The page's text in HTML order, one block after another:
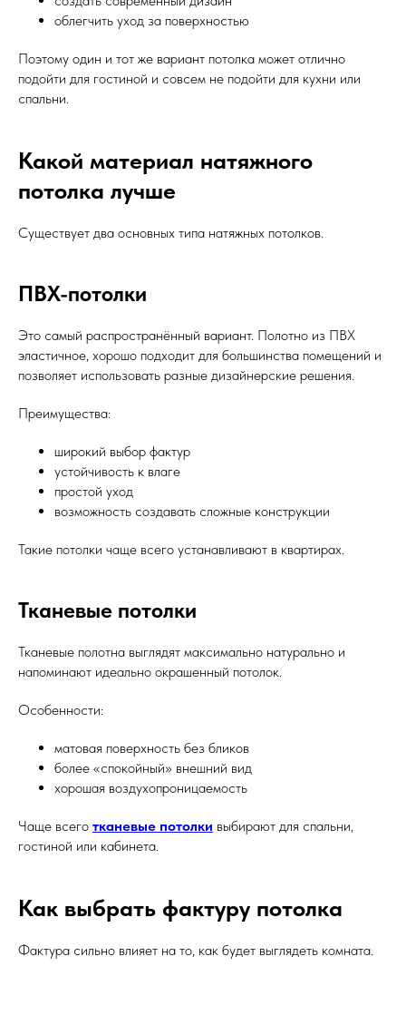
облегчить уход за поверхностью
Поэтому один и тот же вариант потолка может отлично
подойти для гостиной и совсем не подойти для кухни или
спальни.
Какой материал натяжного
потолка лучше
Существует два основных типа натяжных потолков.
ПВХ-потолки
Это самый распространённый вариант. Полотно из ПВХ
эластичное, хорошо подходит для большинства помещений и
позволяет использовать разные дизайнерские решения.
Преимущества:
широкий выбор фактур
устойчивость к влаге
простой уход
возможность создавать сложные конструкции
Такие потолки чаще всего устанавливают в квартирах.
Тканевые потолки
Тканевые полотна выглядят максимально натурально и
напоминают идеально окрашенный потолок.
Особенности:
матовая поверхность без бликов
более «спокойный» внешний вид
хорошая воздухопроницаемость
Чаще всего тканевые потолки выбирают для спальни,
гостиной или кабинета.
Как выбрать фактуру потолка
Фактура сильно влияет на то, как будет выглядеть комната.